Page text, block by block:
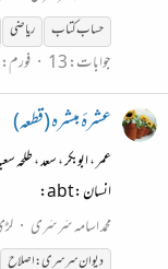
حساب کتاب
ریاضی
جوابات: 13 فورم:
عشرۂ مبشرہ (قطعہ)
عمر ، ابوبکر ، سعد ،
انسان :abt:
محمد اسامہ سَرسَری
دیوانسرسری: اصلاح